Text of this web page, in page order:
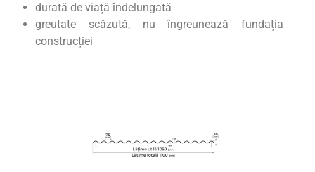
durată de viață îndelungată
greutate scăzută, nu îngreunează fundația
construcției